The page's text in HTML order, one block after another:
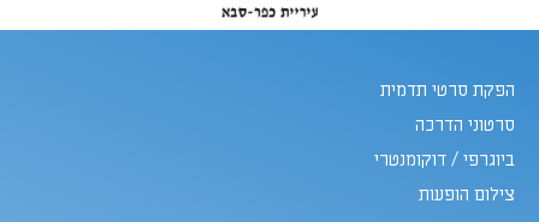
הפקת סרטי תדמית
סרטוני הדרכה
ביוגרפי / דוקומנטרי
צילום הופעות